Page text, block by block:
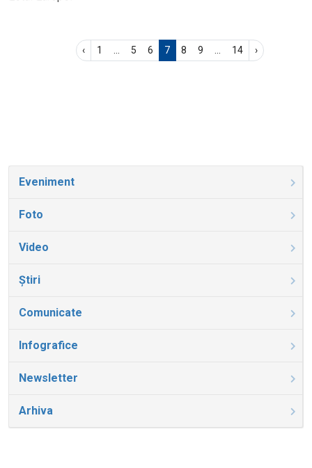
‹ 1 ... 5 6 7 8 9 ... 14 ›
Eveniment
Foto
Video
Știri
Comunicate
Infografice
Newsletter
Arhiva